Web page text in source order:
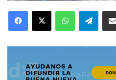
Telegram